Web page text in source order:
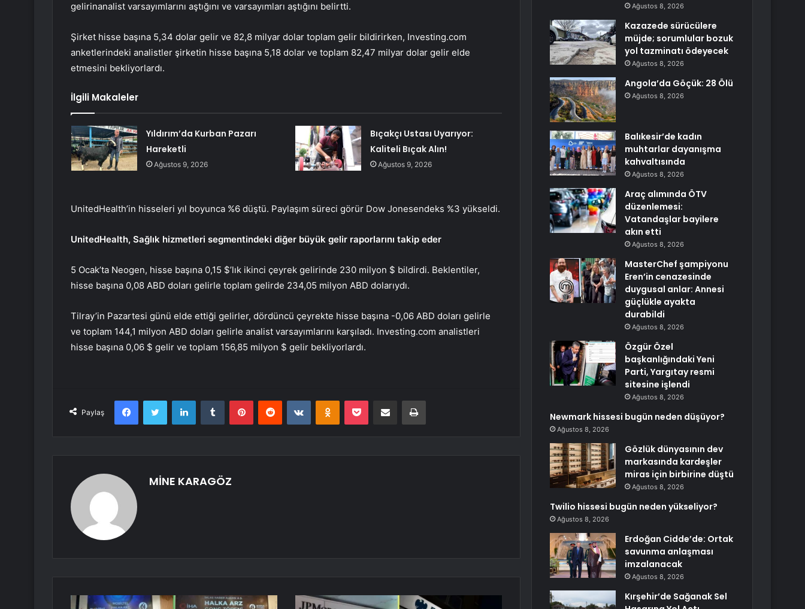
gelirinanalist varsayımlarını aştığını ve varsayımları aştığını belirtti.
Şirket hisse başına 5,34 dolar gelir ve 82,8 milyar dolar toplam gelir bildirirken, Investing.com
anketlerindeki analistler şirketin hisse başına 5,18 dolar ve toplam 82,47 milyar dolar gelir elde
etmesini bekliyorlardı.
İlgili Makaleler
Yıldırım’da Kurban Pazarı
Hareketli
Ağustos 9, 2026
Bıçakçı Ustası Uyarıyor:
Kaliteli Bıçak Alın!
Ağustos 9, 2026
UnitedHealth’in hisseleri yıl boyunca %6 düştü. Paylaşım süreci görür Dow Jonesendeks %3 yükseldi.
UnitedHealth, Sağlık hizmetleri segmentindeki diğer büyük gelir raporlarını takip eder
5 Ocak’ta Neogen, hisse başına 0,15 $’lık ikinci çeyrek gelirinde 230 milyon $ bildirdi. Beklentiler,
hisse başına 0,08 ABD doları gelirle toplam gelirde 234,05 milyon ABD dolarıydı.
Tilray’in Pazartesi günü elde ettiği gelirler, dördüncü çeyrekte hisse başına -0,06 ABD doları gelirle
ve toplam 144,1 milyon ABD doları gelirle analist varsayımlarını karşıladı. Investing.com analistleri
hisse başına 0,06 $ gelir ve toplam 156,85 milyon $ gelir bekliyorlardı.
Paylaş
FacebookTwitter LinkedInTumblr PinterestReddit VKontakteOdnoklassniki
Pocket E-Posta ile paylaş Yazdır
MİNE KARAGÖZ
Ağustos 8, 2026
Kazazede sürücülere
müjde; sorumlular bozuk
yol tazminatı ödeyecek
Ağustos 8, 2026
Angola’da Göçük: 28 Ölü
Ağustos 8, 2026
Balıkesir’de kadın
muhtarlar dayanışma
kahvaltısında
Ağustos 8, 2026
Araç alımında ÖTV
düzenlemesi:
Vatandaşlar bayilere
akın etti
Ağustos 8, 2026
MasterChef şampiyonu
Eren’in cenazesinde
duygusal anlar: Annesi
güçlükle ayakta
durabildi
Ağustos 8, 2026
Özgür Özel
başkanlığındaki Yeni
Parti, Yargıtay resmi
sitesine işlendi
Ağustos 8, 2026
Newmark hissesi bugün neden düşüyor?
Ağustos 8, 2026
Gözlük dünyasının dev
markasında kardeşler
miras için birbirine düştü
Ağustos 8, 2026
Twilio hissesi bugün neden yükseliyor?
Ağustos 8, 2026
Erdoğan Cidde’de: Ortak
savunma anlaşması
imzalanacak
Ağustos 8, 2026
Kırşehir’de Sağanak Sel